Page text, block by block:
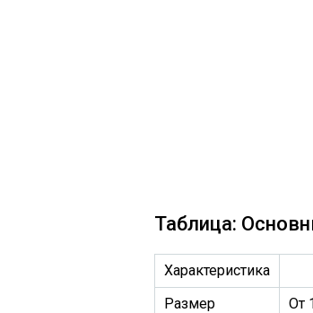
Таблица:
Характеристика
Размер
От